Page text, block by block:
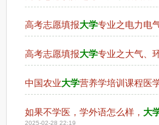
高考志愿填报大学专业之电力电
高考志愿填报大学专业之大气、
中国农业大学营养学培训课程医
如果不学医，学外语怎么样， 大
2025-02-28 22:19